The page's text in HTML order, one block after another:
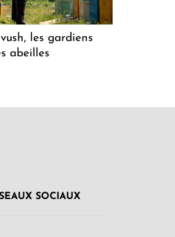
les gardiens
abeilles
SOCIAUX